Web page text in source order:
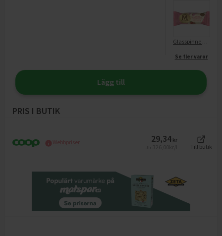
Glasspinne Magnum White Chocolate Strawberry
Se fler varor
Lägg till
PRIS I BUTIK
Webbpriser 29,34 kr
Till butik